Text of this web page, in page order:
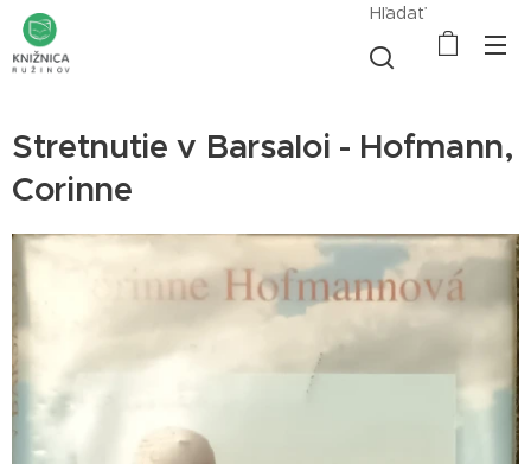
Hľadať
Stretnutie v Barsaloi - Hofmann,
Corinne